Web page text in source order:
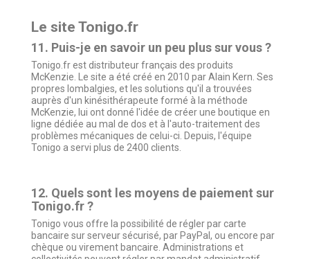
Le site Tonigo.fr
11. Puis-je en savoir un peu plus sur vous ?
Tonigo.fr est distributeur français des produits
McKenzie. Le site a été créé en 2010 par Alain Kern. Ses
propres lombalgies, et les solutions qu'il a trouvées
auprès d'un kinésithérapeute formé à la méthode
McKenzie, lui ont donné l'idée de créer une boutique en
ligne dédiée au mal de dos et à l'auto-traitement des
problèmes mécaniques de celui-ci. Depuis, l'équipe
Tonigo a servi plus de 2400 clients.
12. Quels sont les moyens de paiement sur
Tonigo.fr ?
Tonigo vous offre la possibilité de régler par carte
bancaire sur serveur sécurisé, par PayPal, ou encore par
chèque ou virement bancaire. Administrations et